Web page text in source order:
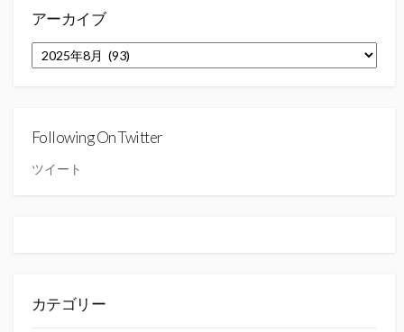
アーカイブ
ア
ー
Following On Twitter
ツイート
カテゴリー